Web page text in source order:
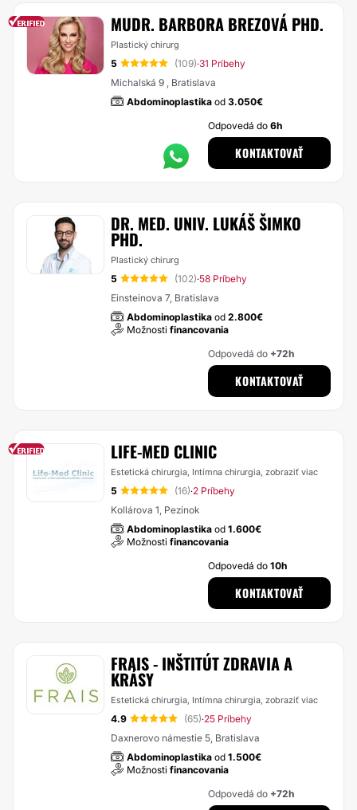
MUDR. BARBORA BREZOVÁ PHD.
Plastický chirurg
5 (109)·31 Príbehy
Michalská 9 , Bratislava
Abdominoplastika od 3.050€
Odpovedá do6h
KONTAKTOVAŤ
DR. MED. UNIV. LUKÁŠ ŠIMKO
PHD.
Plastický chirurg
5 (102)·58 Príbehy
Einsteinova 7, Bratislava
Abdominoplastika od 2.800€
Možnosti financovania
Odpovedá do +72h
KONTAKTOVAŤ
LIFE-MED CLINIC
Estetická chirurgia, Intímna chirurgia, zobraziť viac
5 (16)·2 Príbehy
Kollárova 1, Pezinok
Abdominoplastika od 1.600€
Možnosti financovania
Odpovedá do10h
KONTAKTOVAŤ
FRAIS - INŠTITÚT ZDRAVIA A
KRÁSY
Estetická chirurgia, Intímna chirurgia, zobraziť viac
4.9 (65)·25 Príbehy
Daxnerovo námestie 5, Bratislava
Abdominoplastika od 1.500€
Možnosti financovania
Odpovedá do +72h